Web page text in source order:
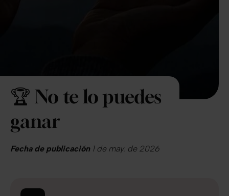
🏆 No te lo puedes
ganar
Fecha de publicación1 de may. de 2026